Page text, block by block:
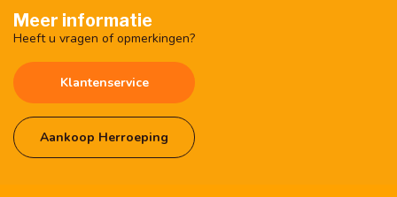
Meer informatie
Heeft u vragen of opmerkingen?
Klantenservice
Aankoop Herroeping